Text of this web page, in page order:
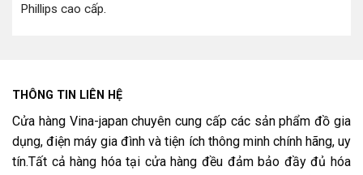
Phillips cao cấp.
THÔNG TIN LIÊN HỆ
Cửa hàng Vina-japan chuyên cung cấp các sản phẩm đồ gia
dụng, điện máy gia đình và tiện ích thông minh chính hãng, uy
tín.Tất cả hàng hóa tại cửa hàng đều đảm bảo đầy đủ hóa